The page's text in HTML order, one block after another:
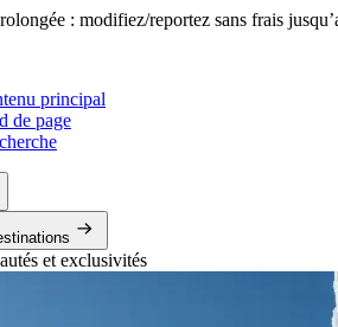
: modifiez/reportez sans frais
principal
de page
et exclusivités